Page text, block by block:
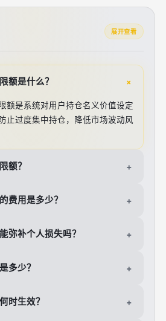
展开查看
额是什么？ +
额是系统对用户持仓名义价值设定
止过度集中持仓，降低市场波动风
额？ +
费用是多少？ +
弥补个人损失吗？ +
多少？ +
时生效？ +